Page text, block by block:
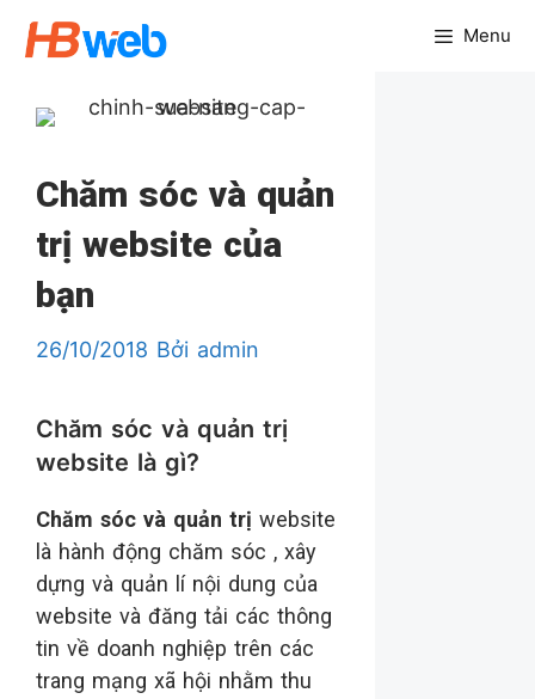
Chuyển
đến
dung
Menu
Chăm sóc và quản
trị website của
bạn
26/10/2018 Bởi admin
Chăm sóc và quản trị
website là gì?
Chăm sóc và quản trị website
là hành động chăm sóc , xây
dựng và quản lí nội dung của
website và đăng tải các thông
tin về doanh nghiệp trên các
trang mạng xã hội nhằm thu